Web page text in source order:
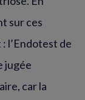
sur ces
l’Endotest de
jugée
car la